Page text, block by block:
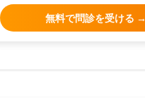
無料で問診を受ける →